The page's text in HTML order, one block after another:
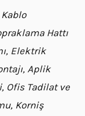
Kablo
Hattı
Elektrik
Aplik
Ofis Tadilat ve
Korniş